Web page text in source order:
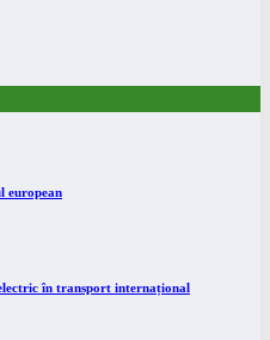
european
în transport internațional